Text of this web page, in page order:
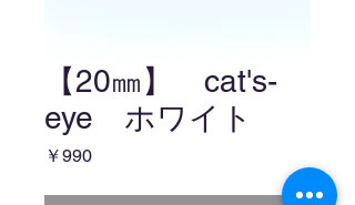
【20㎜】 cat's-
eye ホワイト
￥990価